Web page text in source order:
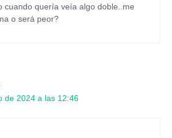
cuando quería veía algo doble..me
o será peor?
de 2024 a las 12:46